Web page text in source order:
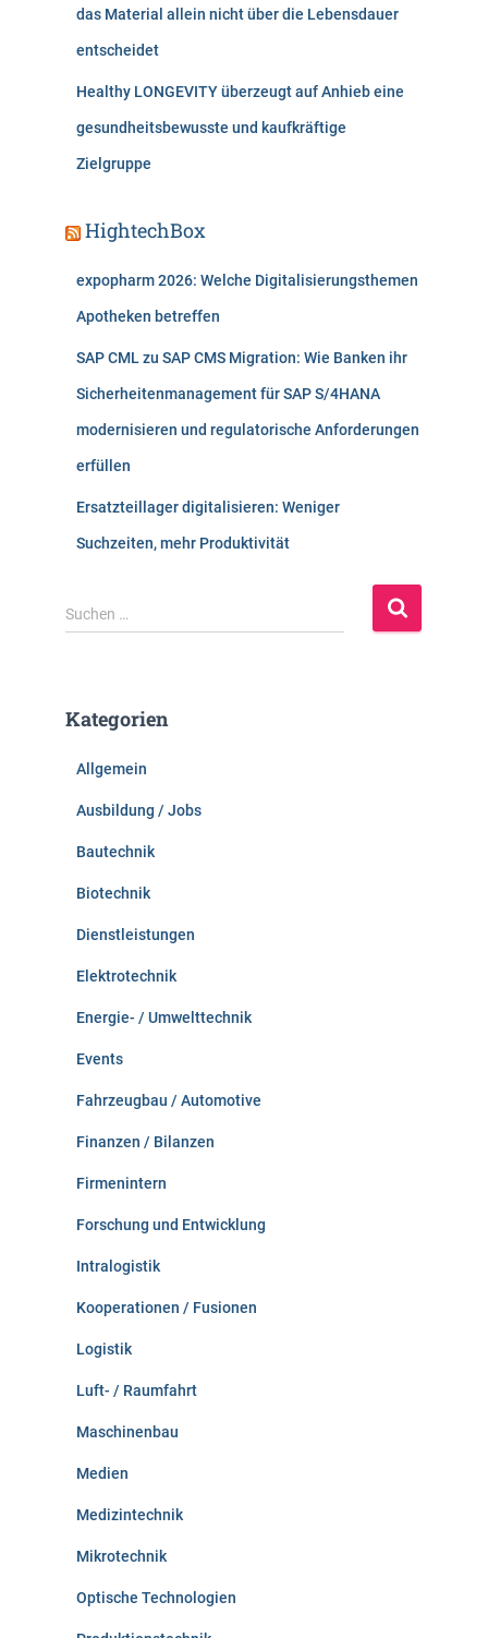
das Material allein nicht über die Lebensdauer
entscheidet
Healthy LONGEVITY überzeugt auf Anhieb eine
gesundheitsbewusste und kaufkräftige
Zielgruppe
HightechBox
expopharm 2026: Welche Digitalisierungsthemen
Apotheken betreffen
SAP CML zu SAP CMS Migration: Wie Banken ihr
Sicherheitenmanagement für SAP S/4HANA
modernisieren und regulatorische Anforderungen
erfüllen
Ersatzteillager digitalisieren: Weniger
Suchzeiten, mehr Produktivität
S
u
n
Suchen …
Kategorien
Allgemein
Ausbildung / Jobs
Bautechnik
Biotechnik
Dienstleistungen
Elektrotechnik
Energie- / Umwelttechnik
Events
Fahrzeugbau / Automotive
Finanzen / Bilanzen
Firmenintern
Forschung und Entwicklung
Intralogistik
Kooperationen / Fusionen
Logistik
Luft- / Raumfahrt
Maschinenbau
Medien
Medizintechnik
Mikrotechnik
Optische Technologien